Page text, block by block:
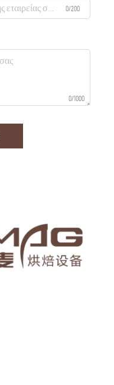
0/200
0/1000